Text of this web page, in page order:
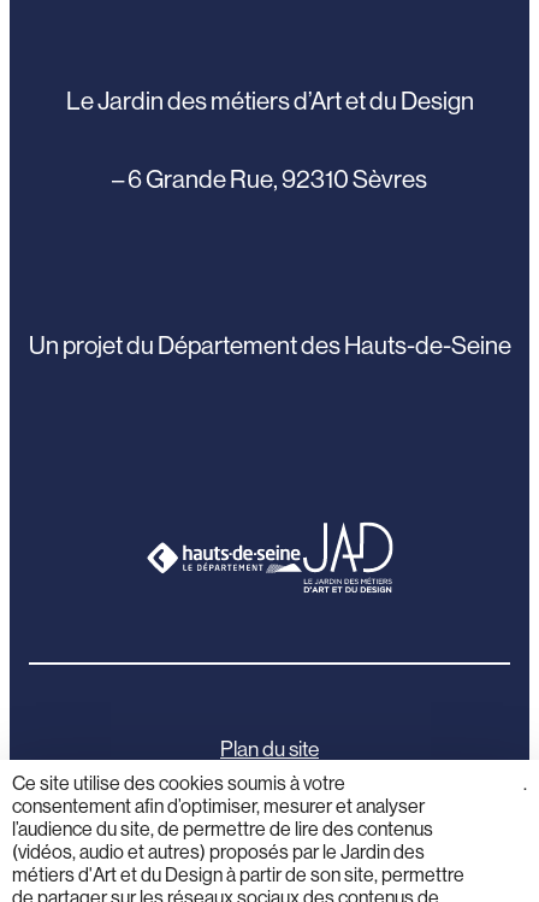
Le Jardin des métiers d’Art et du Design
– 6 Grande Rue, 92310 Sèvres
Un projet du Département des Hauts-de-Seine
Plan du site
Mentions légales
Politique de confidentialité
Ce site utilise des cookies soumis à votre
consentement afin d’optimiser, mesurer et analyser
l’audience du site, de permettre de lire des contenus
(vidéos, audio et autres) proposés par le Jardin des
métiers d'Art et du Design à partir de son site, permettre
.